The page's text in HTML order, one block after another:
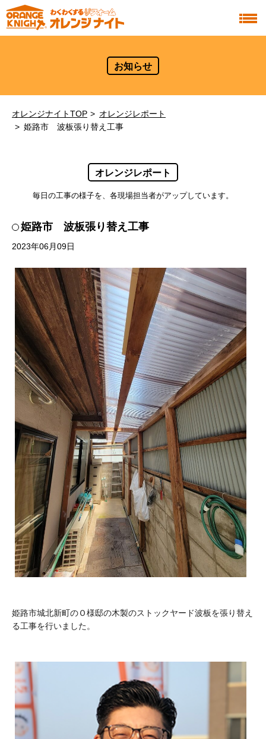
お知らせ
オレンジナイトTOP
オレンジレポート
姫路市 波板張り替え工事
オレンジレポート
毎日の工事の様子を、各現場担当者がアップしています。
姫路市 波板張り替え工事
2023年06月09日
姫路市城北新町のＯ様邸の木製のストックヤード波板を張り替え
る工事を行いました。